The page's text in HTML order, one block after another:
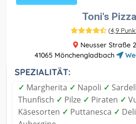
Toni's Pizza
(4,9
Neusser Straße
41065 Mönchengladbach
SPEZIALITÄT:
✓ Margherita ✓ Napoli ✓
Thunfisch ✓ Pilze ✓ Piraten ✓
Käsesorten ✓ Puttanesca ✓